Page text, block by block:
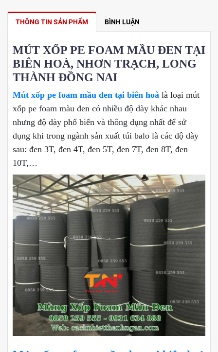
THÔNG TIN SẢN PHẨM BÌNH LUẬN
MÚT XỐP PE FOAM MẦU ĐEN TẠI
BIÊN HOÀ, NHƠN TRẠCH, LONG
THÀNH ĐỒNG NAI
Mút xốp pe foam mầu đen tại biên hoà là loại mút
xốp pe foam màu đen có nhiều độ dày khác nhau
nhưng độ dày phổ biến và thông dụng nhất để sử
dụng khi trong ngành sản xuất túi balo là các độ dày
sau: đen 3T, đen 4T, đen 5T, đen 7T, đen 8T, đen
10T,…